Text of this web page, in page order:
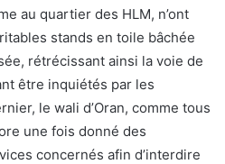
au quartier des HLM, n’ont
stands en toile bâchée
rétrécissant ainsi la voie de
être inquiétés par les
le wali d’Oran, comme tous
une fois donné des
concernés afin d’interdire